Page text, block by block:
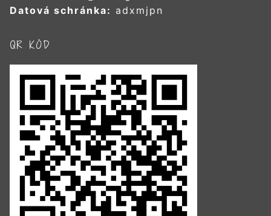
Datová schránka: adxmjpn
QR KÓD